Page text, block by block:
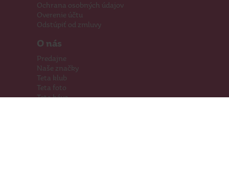
Ochrana osobných údajov
Overenie účtu
Odstúpiť od zmluvy
O nás
Predajne
Naše značky
Teta klub
Teta foto
Teta káva